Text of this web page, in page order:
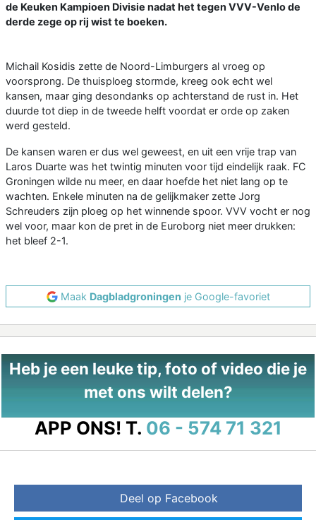
de Keuken Kampioen Divisie nadat het tegen VVV-Venlo de
derde zege op rij wist te boeken.
Michail Kosidis zette de Noord-Limburgers al vroeg op
voorsprong. De thuisploeg stormde, kreeg ook echt wel
kansen, maar ging desondanks op achterstand de rust in. Het
duurde tot diep in de tweede helft voordat er orde op zaken
werd gesteld.
De kansen waren er dus wel geweest, en uit een vrije trap van
Laros Duarte was het twintig minuten voor tijd eindelijk raak. FC
Groningen wilde nu meer, en daar hoefde het niet lang op te
wachten. Enkele minuten na de gelijkmaker zette Jorg
Schreuders zijn ploeg op het winnende spoor. VVV vocht er nog
wel voor, maar kon de pret in de Euroborg niet meer drukken:
het bleef 2-1.
Maak Dagbladgroningen je Google-favoriet
Heb je een leuke tip, foto of video die je
met ons wilt delen?
APP ONS! T. 06 - 574 71 321
Deel op Facebook